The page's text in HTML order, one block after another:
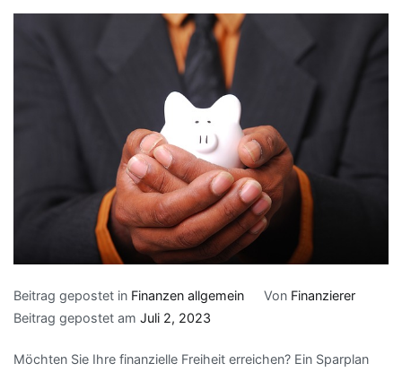
Beitrag gepostet in Finanzen allgemein Von Finanzierer
Beitrag gepostet am Juli 2, 2023
Möchten Sie Ihre finanzielle Freiheit erreichen? Ein Sparplan